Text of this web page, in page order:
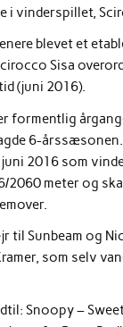
i vinderspillet,
blevet et
Sisa
(juni 2016).
formentlig
6-
2016 som
2060 meter og
til Sunbeam og
som selv
Snoopy –